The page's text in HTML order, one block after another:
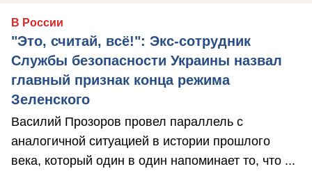
В России
"Это, считай, всё!": Экс-сотрудник
Службы безопасности Украины назвал
главный признак конца режима
Зеленского
Василий Прозоров провел параллель с
аналогичной ситуацией в истории прошлого
века, который один в один напоминает то, что ...